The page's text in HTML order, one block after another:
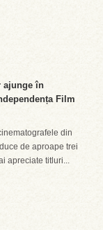
ajunge în
Film
din
de aproape trei
apreciate titluri...